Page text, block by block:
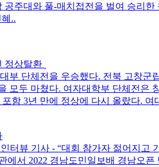
주대와 풀-매치접전을 벌여 승리
..
정상탈환
부 단체전을 우승했다. 전북 고창군
모두 마쳤다. 여자대학부 단체전은
함 3년 만에 정상에 다시 올랐다. 여
터뷰 기사 - “대회 참가자 젊어지고
에서 2022 경남도민일보배 경남오